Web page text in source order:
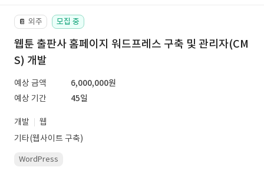
📔 외주 모집 중
웹툰 출판사 홈페이지 워드프레스 구축 및 관리자(CM
S) 개발
예상 금액
6,000,000원
예상 기간
45일
개발
웹
기타(웹사이트 구축)
WordPress